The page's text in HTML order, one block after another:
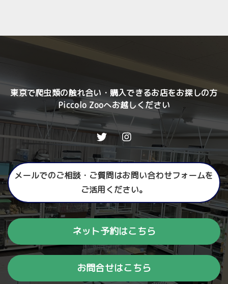
東京で爬虫類の触れ合い・購入できるお店をお探しの方
Piccolo Zooへお越しください
メールでのご相談・ご質問はお問い合わせフォームを
ご活用ください。
ネット予約はこちら
お問合せはこちら